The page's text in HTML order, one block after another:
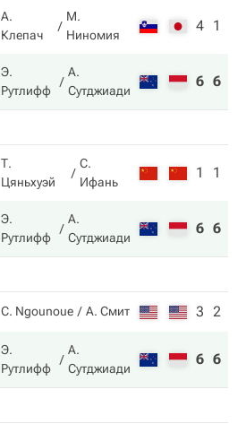
А.
Клепач
М.
Ниномия
4 1
Э.
Рутлифф
А.
Сутджиади
6 6
Т.
Цяньхуэй
С.
Ифань
1 1
Э.
Рутлифф
А.
Сутджиади
6 6
C. Ngounoue А. Смит 3 2
Э.
Рутлифф
А.
Сутджиади
6 6